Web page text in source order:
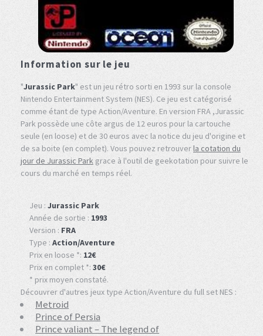
Information sur le jeu
"Jurassic Park" est un jeu rétro sorti en 1993 sur la console
Nintendo Entertainment System (NES). Ce jeu est catégorisé
comme étant de type Action/Aventure. En version FRA ,Jurassic
Park possède une côte argus de 12 euros pour la cartouche
seule (en loose) et de 30 euros avec la notice du jeu d'origine et
de sa boite (en complet). Vous pouvez retrouverla cotation du
jour de Jurassic Park grace à l'outil de geekotation pour suivre le
cours du marché en temps réel.
Jeu : Jurassic Park
Année de sortie : 1993
Version : FRA
Type : Action/Aventure
Prix en loose *: 12€
Prix en complet *: 30€
* prix moyen constaté.
Découvrer d'autres jeux type Action/Aventure du full set NES :
Metroid
Prince of Persia
Prince valiant – The legend of